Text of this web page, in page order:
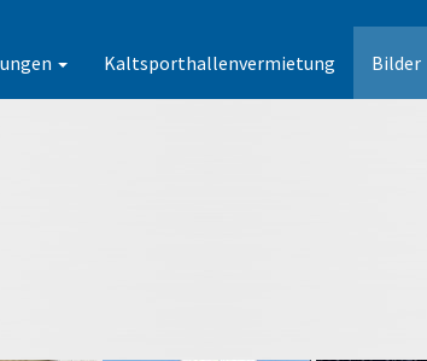
Kaltsporthallenvermietung Bilder